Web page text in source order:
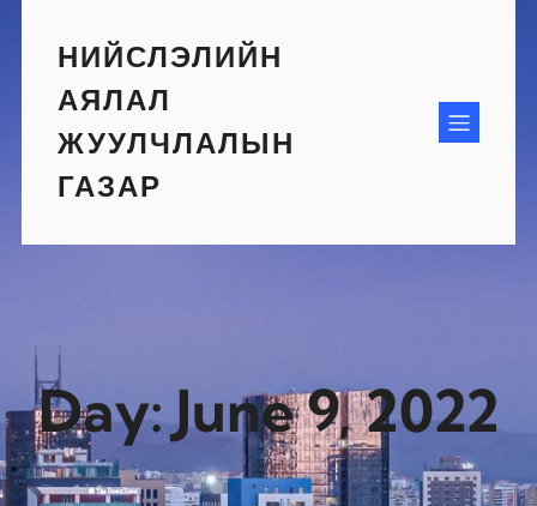
contentНИЙСЛЭЛИЙН
АЯЛАЛ
ЖУУЛЧЛАЛЫН
ГАЗАР
Day:June 9, 2022